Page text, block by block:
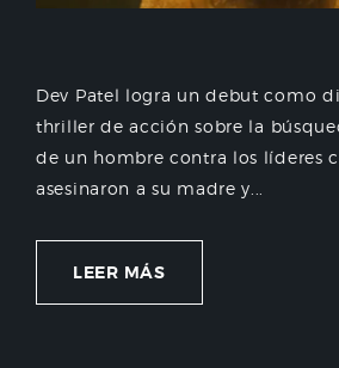
Dev Patel logra un debut como
thriller de acción sobre la
de un hombre contra los líderes
asesinaron a su madre y...
LEER MÁS